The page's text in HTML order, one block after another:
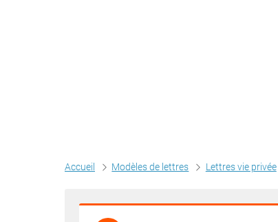
Accueil Modèles de lettres Lettres vie privée